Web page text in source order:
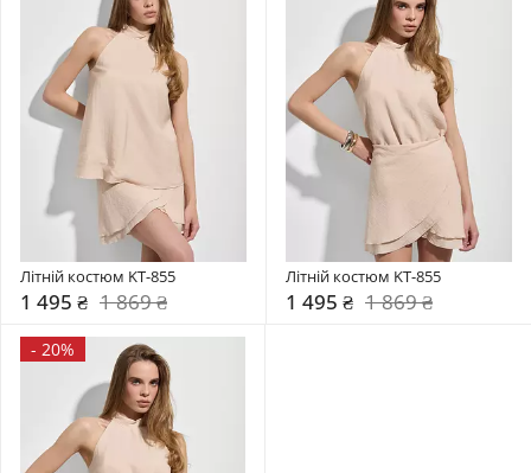
Літній костюм KT-855
1 495 ₴ 1 869 ₴
Літній костюм KT-855
1 495 ₴ 1 869 ₴
- 20%